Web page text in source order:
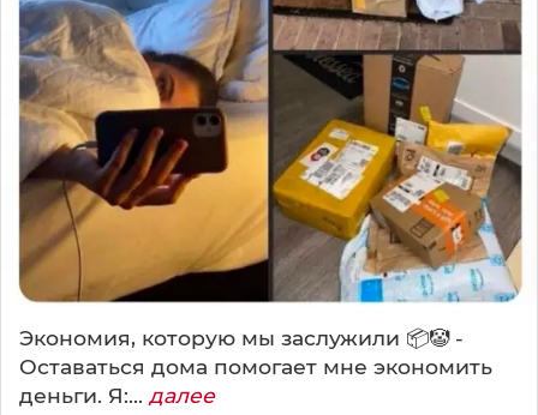
Экономия, которую мы заслужили 📦🤡 -
Оставаться дома помогает мне экономить
деньги. Я:... далее